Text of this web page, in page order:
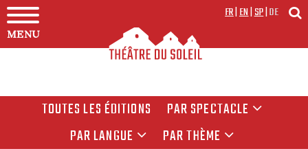
MENU
FR|EN|SP|DE
TOUTES LES ÉDITIONS
PAR SPECTACLE
PAR LANGUE
PAR THÈME